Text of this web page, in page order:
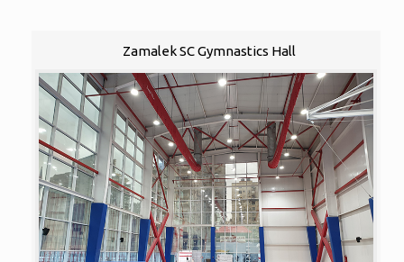
Zamalek SC Gymnastics Hall